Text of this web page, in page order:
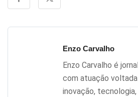
Enzo Carvalho
Enzo Carvalho é
com atuação
inovação,